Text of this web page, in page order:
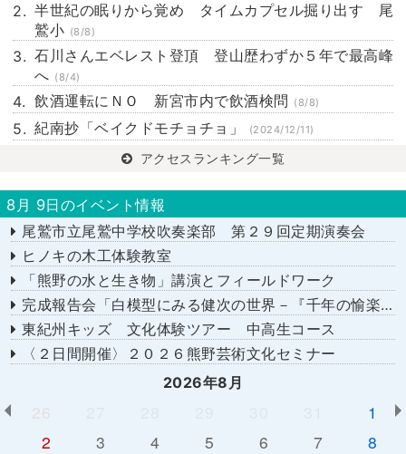
半世紀の眠りから覚め タイムカプセル掘り出す 尾
鷲小 (8/8)
石川さんエベレスト登頂 登山歴わずか５年で最高峰
へ (8/4)
飲酒運転にＮＯ 新宮市内で飲酒検問 (8/8)
紀南抄「ベイクドモチョチョ」 (2024/12/11)
アクセスランキング一覧
8月 9日のイベント情報
尾鷲市立尾鷲中学校吹奏楽部 第２９回定期演奏会
ヒノキの木工体験教室
「熊野の水と生き物」講演とフィールドワーク
完成報告会「白模型にみる健次の世界－『千年の愉楽』『奇蹟』より－」
東紀州キッズ 文化体験ツアー 中高生コース
〈２日間開催〉２０２６熊野芸術文化セミナー
2026年8月
26
1
2
3 4 5 6 7
8